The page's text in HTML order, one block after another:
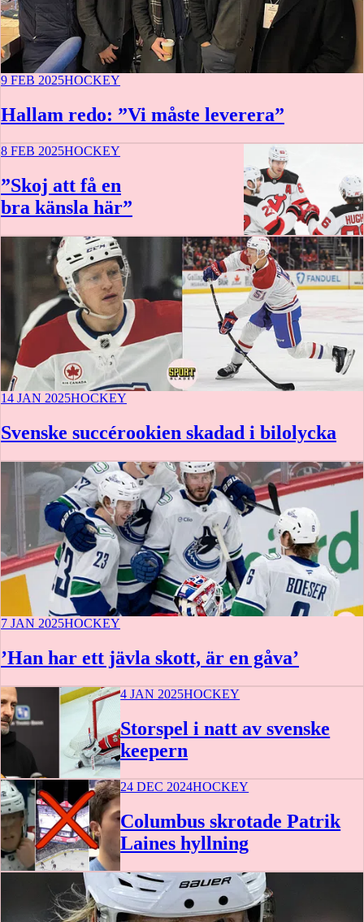
9 FEB 2025HOCKEY
Hallam redo: ”Vi måste leverera”
8 FEB 2025HOCKEY
”Skoj att få en
bra känsla här”
14 JAN 2025HOCKEY
Svenske succérookien skadad i bilolycka
7 JAN 2025HOCKEY
’Han har ett jävla skott, är en gåva’
4 JAN 2025HOCKEY
Storspel i natt av svenske
keepern
24 DEC 2024HOCKEY
Columbus skrotade Patrik
Laines hyllning